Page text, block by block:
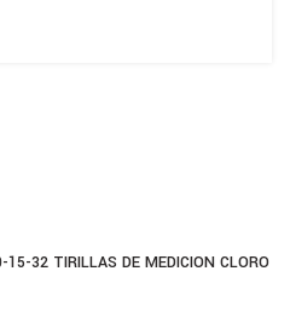
15-32 TIRILLAS DE MEDICION CLORO